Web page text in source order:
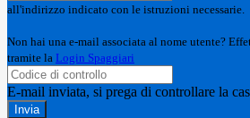
all'indirizzo indicato con le istruzioni necessarie.
Non hai una e-mail associata al nome utente?
tramite la Login Spaggiari
E-mail inviata, si prega di controllare la